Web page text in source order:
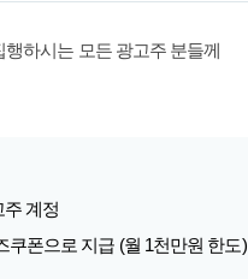
하시는 모든 광고주 분들께
계정
쿠폰으로 지급 (월 1천만원 한도)